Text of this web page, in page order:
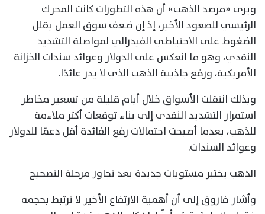
ويرى «مرصد الذهب» أن هذه التطورات كانت المحرك
الرئيسي للصعود الأخير، إذ إن ضعف سوق العمل يقلل
الضغوط على الاحتياطي الفيدرالي لمواصلة التشديد
النقدي، وهو ما انعكس على الدولار وعوائد سندات الخزانة
الأمريكية، ورفع جاذبية الذهب الذي لا يدر عائدًا.
وبذلك انتقلت الأسواق خلال أيام قليلة من تسعير مخاطر
استمرار التشديد النقدي إلى بناء توقعات أكثر ملاءمة
للذهب، بعدما أصبحت احتمالات رفع الفائدة أقل دعمًا للدولار
وعوائد السندات.
الذهب يختبر مستويات جديدة بعد تجاوز مرحلة التصحيح
وأشار فاروق إلى أن أهمية الارتفاع الأخير لا ترتبط بحجمه